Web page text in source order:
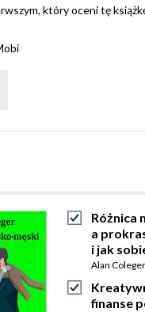
który oceni tę
Różnica
a
i jak
Alan Coleger
finanse